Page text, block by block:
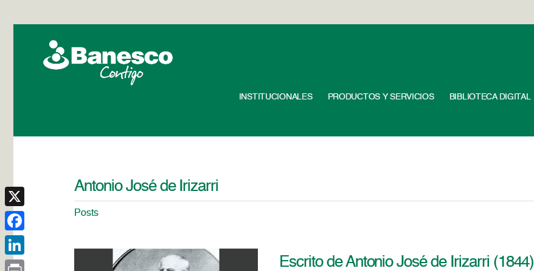
INSTITUCIONALES PRODUCTOS Y SERVICIOS BIBLIOTECA DIGITAL
Antonio José de Irizarri
Posts
Escrito de Antonio José de Irizarri (1844)
X
Facebook
LinkedIn